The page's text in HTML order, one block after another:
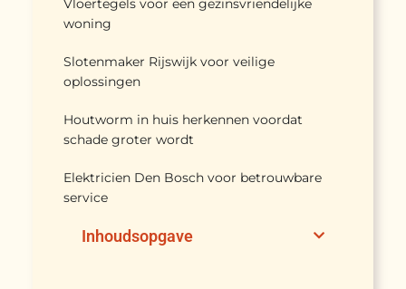
Vloertegels voor een gezinsvriendelijke
woning
Slotenmaker Rijswijk voor veilige
oplossingen
Houtworm in huis herkennen voordat
schade groter wordt
Elektricien Den Bosch voor betrouwbare
service
Inhoudsopgave